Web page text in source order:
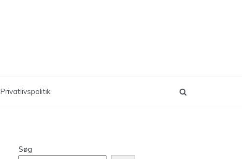
Privatlivspolitik
Søg